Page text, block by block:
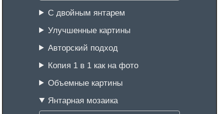
С двойным янтарем
Улучшенные картины
Авторский подход
Копия 1 в 1 как на фото
Объемные картины
Янтарная мозаика